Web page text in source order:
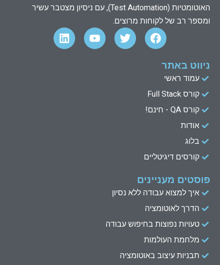
האוטומטיות (Test Automation), עם ניסיון מצטבר עשיר
ומספר רב של לקוחות מרוצים.
F
a
c
o
k
T
w
i
Y
o
u
L
i
n
ניווט באתר
עמוד ראשי
קורס Full Stack
קורס QA - חינם!
אודות
בלוג
קורסים דיגיטליים
פוסטים מעניינים
איך למצוא עבודה ללא נסיון
הדרך לאוטומציה
טעויות נפוצות בחיפוש עבודה
מלחמת העולמות
תבניות עיצוב באוטומציה